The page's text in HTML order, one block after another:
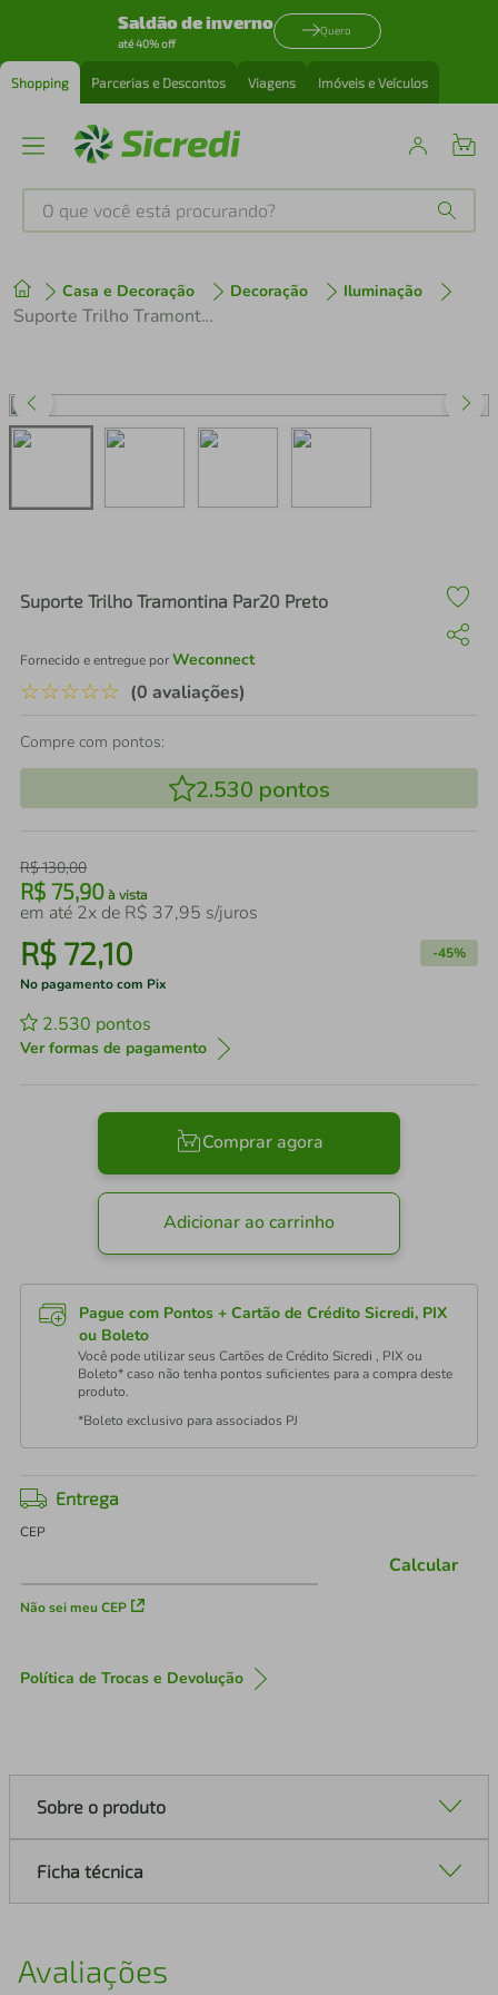
Saldão de inverno
até 40% off
Quero
Shopping Parcerias e Descontos Viagens Imóveis e Veículos
O que você está procurando?
Casa e Decoração Decoração Iluminação
Suporte Trilho Tramontina Par20 Preto
Suporte Trilho Tramontina Par20 Preto
Fornecido e entregue porWeconnect
☆☆☆☆☆ (0 avaliações)
Compre com pontos:
2.530 pontos
R$130,00
R$ 75,90 à vista
em até 2x de R$ 37,95 s/juros
R$ 72,10 -45%
No pagamento com Pix
2.530 pontos
Ver formas de pagamento
Comprar agora
Adicionar ao carrinho
Pague com Pontos + Cartão de Crédito Sicredi, PIX
ou Boleto
Você pode utilizar seus Cartões de Crédito Sicredi , PIX ou
Boleto* caso não tenha pontos suficientes para a compra deste
produto.
*Boleto exclusivo para associados PJ
Entrega
CEP
Não sei meu CEP
Calcular
Política de Trocas e Devolução
Sobre o produto
Ficha técnica
Avaliações
1º tenis
perfume